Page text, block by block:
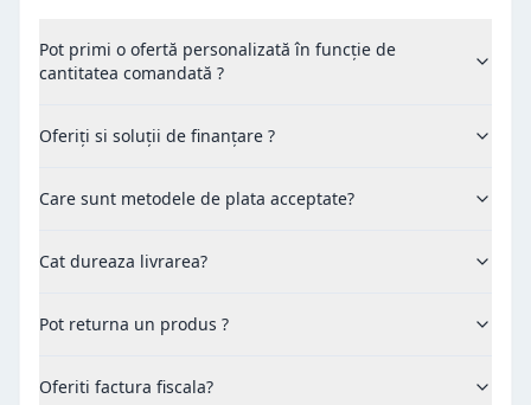
Pot primi o ofertă personalizată în funcție de
cantitatea comandată ?
Oferiți si soluții de finanțare ?
Care sunt metodele de plata acceptate?
Cat dureaza livrarea?
Pot returna un produs ?
Oferiti factura fiscala?